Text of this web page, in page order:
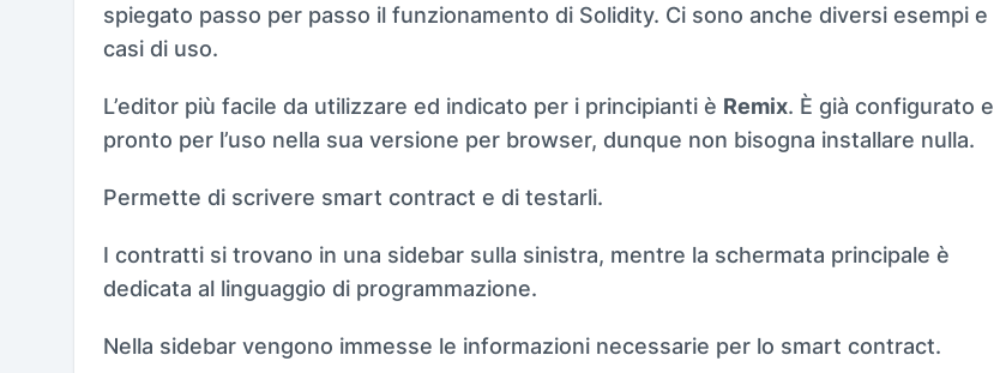
spiegato passo per passo il funzionamento di Solidity. Ci sono anche diversi esempi e
casi di uso.
L’editor più facile da utilizzare ed indicato per i principianti è Remix. È già configurato e
pronto per l’uso nella sua versione per browser, dunque non bisogna installare nulla.
Permette di scrivere smart contract e di testarli.
I contratti si trovano in una sidebar sulla sinistra, mentre la schermata principale è
dedicata al linguaggio di programmazione.
Nella sidebar vengono immesse le informazioni necessarie per lo smart contract.